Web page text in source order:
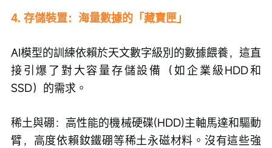
4. 存儲裝置：海量數據的「藏寶匣」
AI模型的訓練依賴於天文數字級別的數據餵養，這直
接引爆了對大容量存儲設備（如企業級HDD和
SSD）的需求。
稀土與硼：高性能的機械硬碟(HDD)主軸馬達和驅動
臂，高度依賴釹鐵硼等稀土永磁材料。沒有這些強